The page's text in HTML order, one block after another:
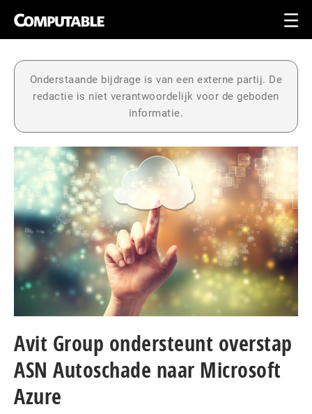
Onderstaande bijdrage is van een externe partij. De
redactie is niet verantwoordelijk voor de geboden
informatie.
Avit Group ondersteunt overstap
ASN Autoschade naar Microsoft
Azure